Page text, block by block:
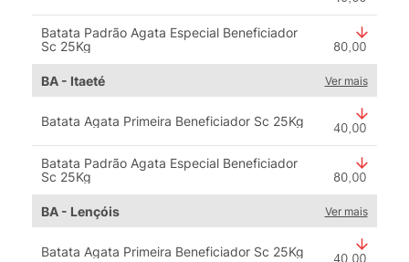
Batata Padrão Agata Especial Beneficiador
Sc 25Kg
BA - Itaeté Ver mais
Batata Agata Primeira Beneficiador Sc 25Kg
Batata Padrão Agata Especial Beneficiador
Sc 25Kg
BA - Lençóis Ver mais
Batata Agata Primeira Beneficiador Sc 25Kg